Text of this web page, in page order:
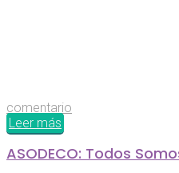
comentario
Leer más
ASODECO: Todos